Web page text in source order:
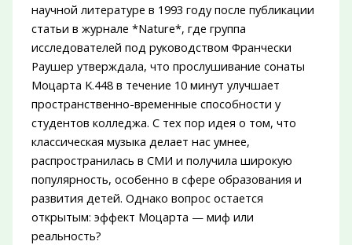
научной литературе в 1993 году после публикации
статьи в журнале *Nature*, где группа
исследователей под руководством Франчески
Раушер утверждала, что прослушивание сонаты
Моцарта K.448 в течение 10 минут улучшает
пространственно-временные способности у
студентов колледжа. С тех пор идея о том, что
классическая музыка делает нас умнее,
распространилась в СМИ и получила широкую
популярность, особенно в сфере образования и
развития детей. Однако вопрос остается
открытым: эффект Моцарта — миф или
реальность?